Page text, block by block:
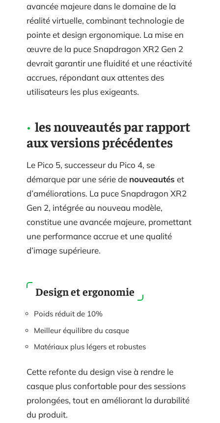
avancée majeure dans le domaine de la
réalité virtuelle, combinant technologie de
pointe et design ergonomique. La mise en
œuvre de la puce Snapdragon XR2 Gen 2
devrait garantir une fluidité et une réactivité
accrues, répondant aux attentes des
utilisateurs les plus exigeants.
les nouveautés par rapport
aux versions précédentes
Le Pico 5, successeur du Pico 4, se
démarque par une série de nouveautés et
d’améliorations. La puce Snapdragon XR2
Gen 2, intégrée au nouveau modèle,
constitue une avancée majeure, promettant
une performance accrue et une qualité
d’image supérieure.
Design et ergonomie
Poids réduit de 10%
Meilleur équilibre du casque
Matériaux plus légers et robustes
Cette refonte du design vise à rendre le
casque plus confortable pour des sessions
prolongées, tout en améliorant la durabilité
du produit.